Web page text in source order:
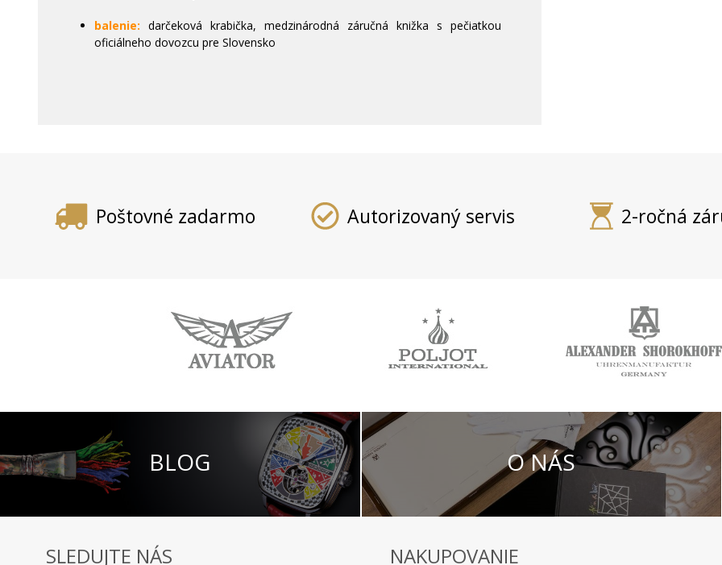
balenie: darčeková krabička, medzinárodná záručná knižka s pečiatkou
oficiálneho dovozcu pre Slovensko
Poštovné zadarmo Autorizovaný servis 2-ročná
BLOG O NÁS
SLEDUJTE NÁS NAKUPOVANIE